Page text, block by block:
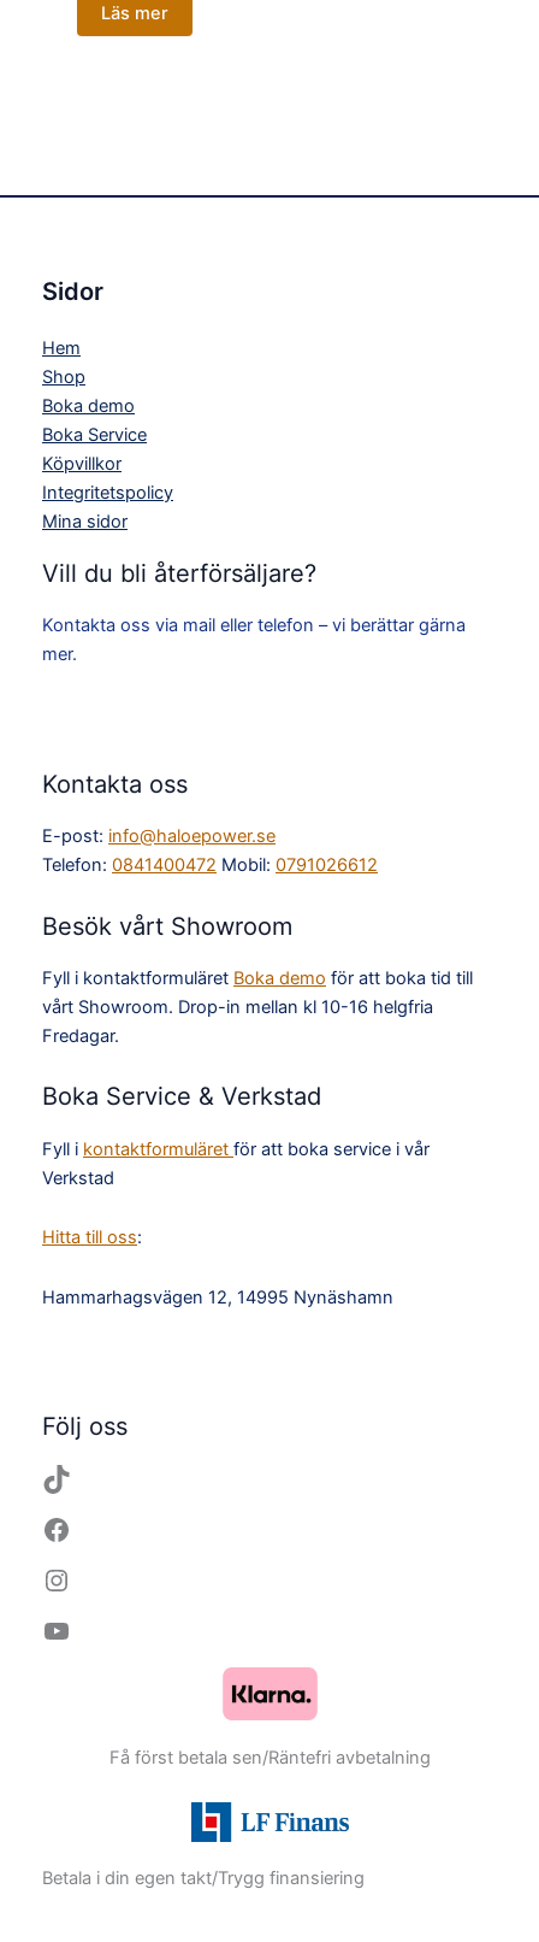
Läs mer
Sidor
Hem
Shop
Boka demo
Boka Service
Köpvillkor
Integritetspolicy
Mina sidor
Vill du bli återförsäljare?
Kontakta oss via mail eller telefon – vi berättar gärna
mer.
Kontakta oss
E-post: info@haloepower.se
Telefon: 0841400472 Mobil: 0791026612
Besök vårt Showroom
Fyll i kontaktformuläret Boka demo för att boka tid till
vårt Showroom. Drop-in mellan kl 10-16 helgfria
Fredagar.
Boka Service & Verkstad
Fyll i kontaktformuläret för att boka service i vår
Verkstad
Hitta till oss:
Hammarhagsvägen 12, 14995 Nynäshamn
Följ oss
TikTok
Facebook
Instagram
YouTube
Få först betala sen/Räntefri avbetalning
Betala i din egen takt/Trygg finansiering